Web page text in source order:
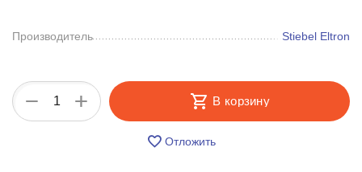
Производитель Stiebel Eltron
+
− В корзину
Отложить